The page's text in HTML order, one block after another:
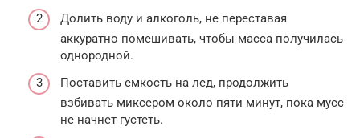
Долить воду и алкоголь, не переставая
аккуратно помешивать, чтобы масса получилась
однородной.
Поставить емкость на лед, продолжить
взбивать миксером около пяти минут, пока мусс
не начнет густеть.